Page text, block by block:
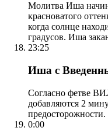
Молитва Иша
красноватого
когда солнце
градусов. Иша
23:25
Иша с
Согласно фетве
добавляются 2
предосторожности.
0:00